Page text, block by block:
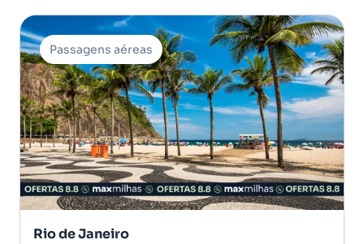
Passagens aéreas
Rio de Janeiro